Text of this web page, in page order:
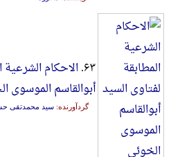
۶۳. الاحکام الشرعیة
أبوالقاسم الموسوی
گردآورنده: سید محمدتقی